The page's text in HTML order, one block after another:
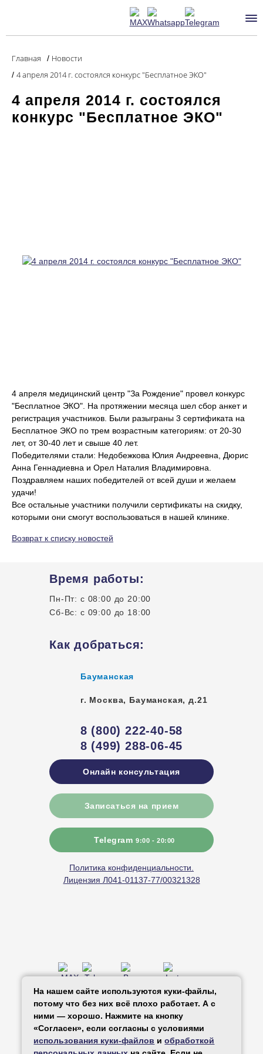
Главная / Новости
/ 4 апреля 2014 г. состоялся конкурс "Бесплатное ЭКО"
4 апреля 2014 г. состоялся
конкурс "Бесплатное ЭКО"
4 апреля медицинский центр "За Рождение" провел конкурс
"Бесплатное ЭКО". На протяжении месяца шел сбор анкет и
регистрация участников. Были разыграны 3 сертификата на
Бесплатное ЭКО по трем возрастным категориям: от 20-30
лет, от 30-40 лет и свыше 40 лет.
Победителями стали: Недобежкова Юлия Андреевна, Дюрис
Анна Геннадиевна и Орел Наталия Владимировна.
Поздравляем наших победителей от всей души и желаем
удачи!
Все остальные участники получили сертификаты на скидку,
которыми они смогут воспользоваться в нашей клинике.
Возврат к списку новостей
Время работы:
Пн-Пт: с 08:00 до 20:00
Сб-Вс: с 09:00 до 18:00
Как добраться:
Бауманская
г. Москва, Бауманская, д.21
8 (800) 222-40-58
8 (499) 288-06-45
Онлайн консультация
Записаться на прием
Telegram 9:00 - 20:00
Политика конфиденциальности.
Лицензия Л041-01137-77/00321328
в РФ
© 2026 «За Рождение». Все права
На нашем сайте используются куки-файлы,
потому что без них всё плохо работает. А с
ними — хорошо. Нажмите на кнопку
«Согласен», если согласны с условиями
использования куки-файлов иобработкой